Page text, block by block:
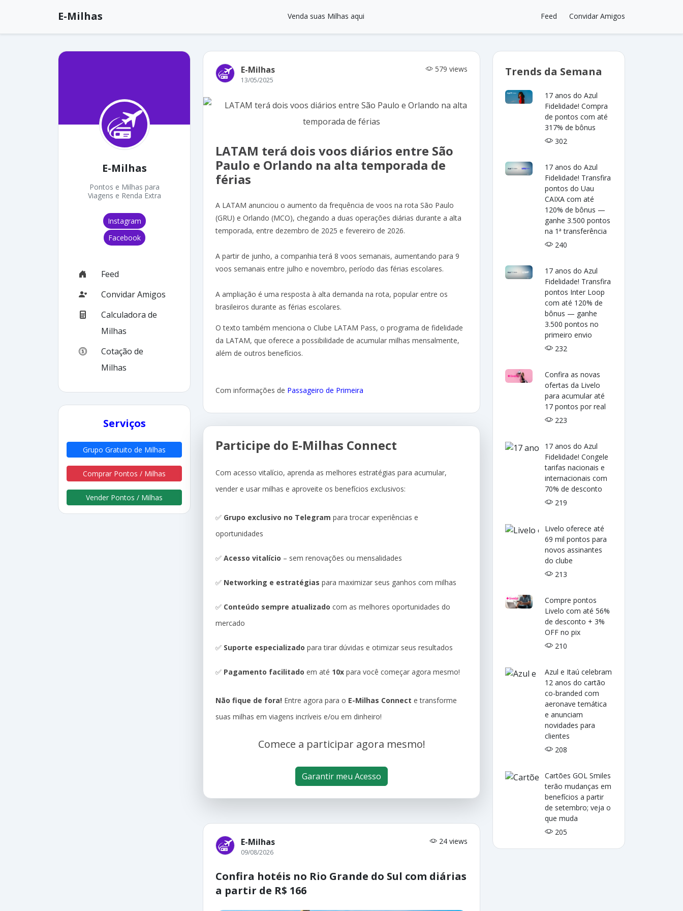
E-Milhas Venda suas Milhas aqui Feed Convidar Amigos
E-Milhas
Pontos e Milhas para
Viagens e Renda Extra
Instagram
Facebook
Feed
Convidar Amigos
Calculadora de
Milhas
Cotação de
Milhas
Serviços
Grupo Gratuito de Milhas
Comprar Pontos / Milhas
Vender Pontos / Milhas
E-Milhas 579 views
13/05/2025
LATAM terá dois voos diários entre São
Paulo e Orlando na alta temporada de
férias
A LATAM anunciou o aumento da frequência de voos na rota São Paulo
(GRU) e Orlando (MCO), chegando a duas operações diárias durante a alta
temporada, entre dezembro de 2025 e fevereiro de 2026.
A partir de junho, a companhia terá 8 voos semanais, aumentando para 9
voos semanais entre julho e novembro, período das férias escolares.
A ampliação é uma resposta à alta demanda na rota, popular entre os
brasileiros durante as férias escolares.
O texto também menciona o Clube LATAM Pass, o programa de fidelidade
da LATAM, que oferece a possibilidade de acumular milhas mensalmente,
além de outros benefícios.
Com informações de Passageiro de Primeira
Participe do E-Milhas Connect
Com acesso vitalício, aprenda as melhores estratégias para acumular,
vender e usar milhas e aproveite os benefícios exclusivos:
✅ Grupo exclusivo no Telegram para trocar experiências e
oportunidades
✅ Acesso vitalício – sem renovações ou mensalidades
✅ Networking e estratégias para maximizar seus ganhos com milhas
✅ Conteúdo sempre atualizado com as melhores oportunidades do
mercado
✅ Suporte especializado para tirar dúvidas e otimizar seus resultados
✅ Pagamento facilitado em até 10x para você começar agora mesmo!
Não fique de fora! Entre agora para o E-Milhas Connect e transforme
suas milhas em viagens incríveis e/ou em dinheiro!
Comece a participar agora mesmo!
Garantir meu Acesso
E-Milhas 24 views
09/08/2026
Confira hotéis no Rio Grande do Sul com diárias
a partir de R$ 166
Trends da Semana
17 anos do Azul
Fidelidade! Compra
de pontos com até
317% de bônus
302
17 anos do Azul
Fidelidade! Transfira
pontos do Uau
CAIXA com até
120% de bônus —
ganhe 3.500 pontos
na 1ª transferência
240
17 anos do Azul
Fidelidade! Transfira
pontos Inter Loop
com até 120% de
bônus — ganhe
3.500 pontos no
primeiro envio
232
Confira as novas
ofertas da Livelo
para acumular até
17 pontos por real
223
17 anos do Azul
Fidelidade! Congele
tarifas nacionais e
internacionais com
70% de desconto
219
Livelo oferece até
69 mil pontos para
novos assinantes
do clube
213
Compre pontos
Livelo com até 56%
de desconto + 3%
OFF no pix
210
Azul e Itaú celebram
12 anos do cartão
co-branded com
aeronave temática
e anunciam
novidades para
clientes
208
Cartões GOL Smiles
terão mudanças em
benefícios a partir
de setembro; veja o
que muda
205